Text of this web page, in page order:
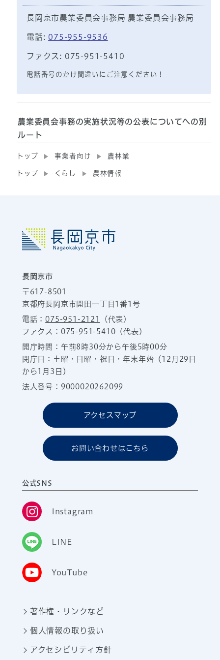
長岡京市農業委員会事務局 農業委員会事務局
電話: 075-955-9536
ファクス: 075-951-5410
電話番号のかけ間違いにご注意ください！
農業委員会事務の実施状況等の公表についてへの別
ルート
トップ 事業者向け 農林業
トップ くらし 農林情報
長岡京市
〒617-8501
京都府長岡京市開田一丁目1番1号
電話：075-951-2121
（代表）
ファクス：075-951-5410（代表）
開庁時間：午前8時30分から午後5時00分
閉庁日：土曜・日曜・祝日・年末年始（12月29日
から1月3日）
法人番号：9000020262099
アクセスマップ
お問い合わせはこちら
公式SNS
Instagram
LINE
YouTube
著作権・リンクなど
個人情報の取り扱い
アクセシビリティ方針